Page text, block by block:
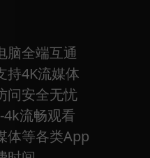
脑全端互通
持4K流媒体
问安全无忧
流畅观看
体等各类App